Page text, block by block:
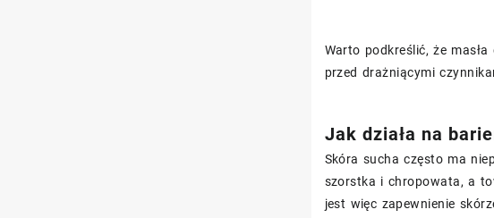
Warto podkreślić, że
przed drażniącymi
Jak działa na
Skóra sucha często ma
szorstka i chropowata, a
jest więc zapewnienie